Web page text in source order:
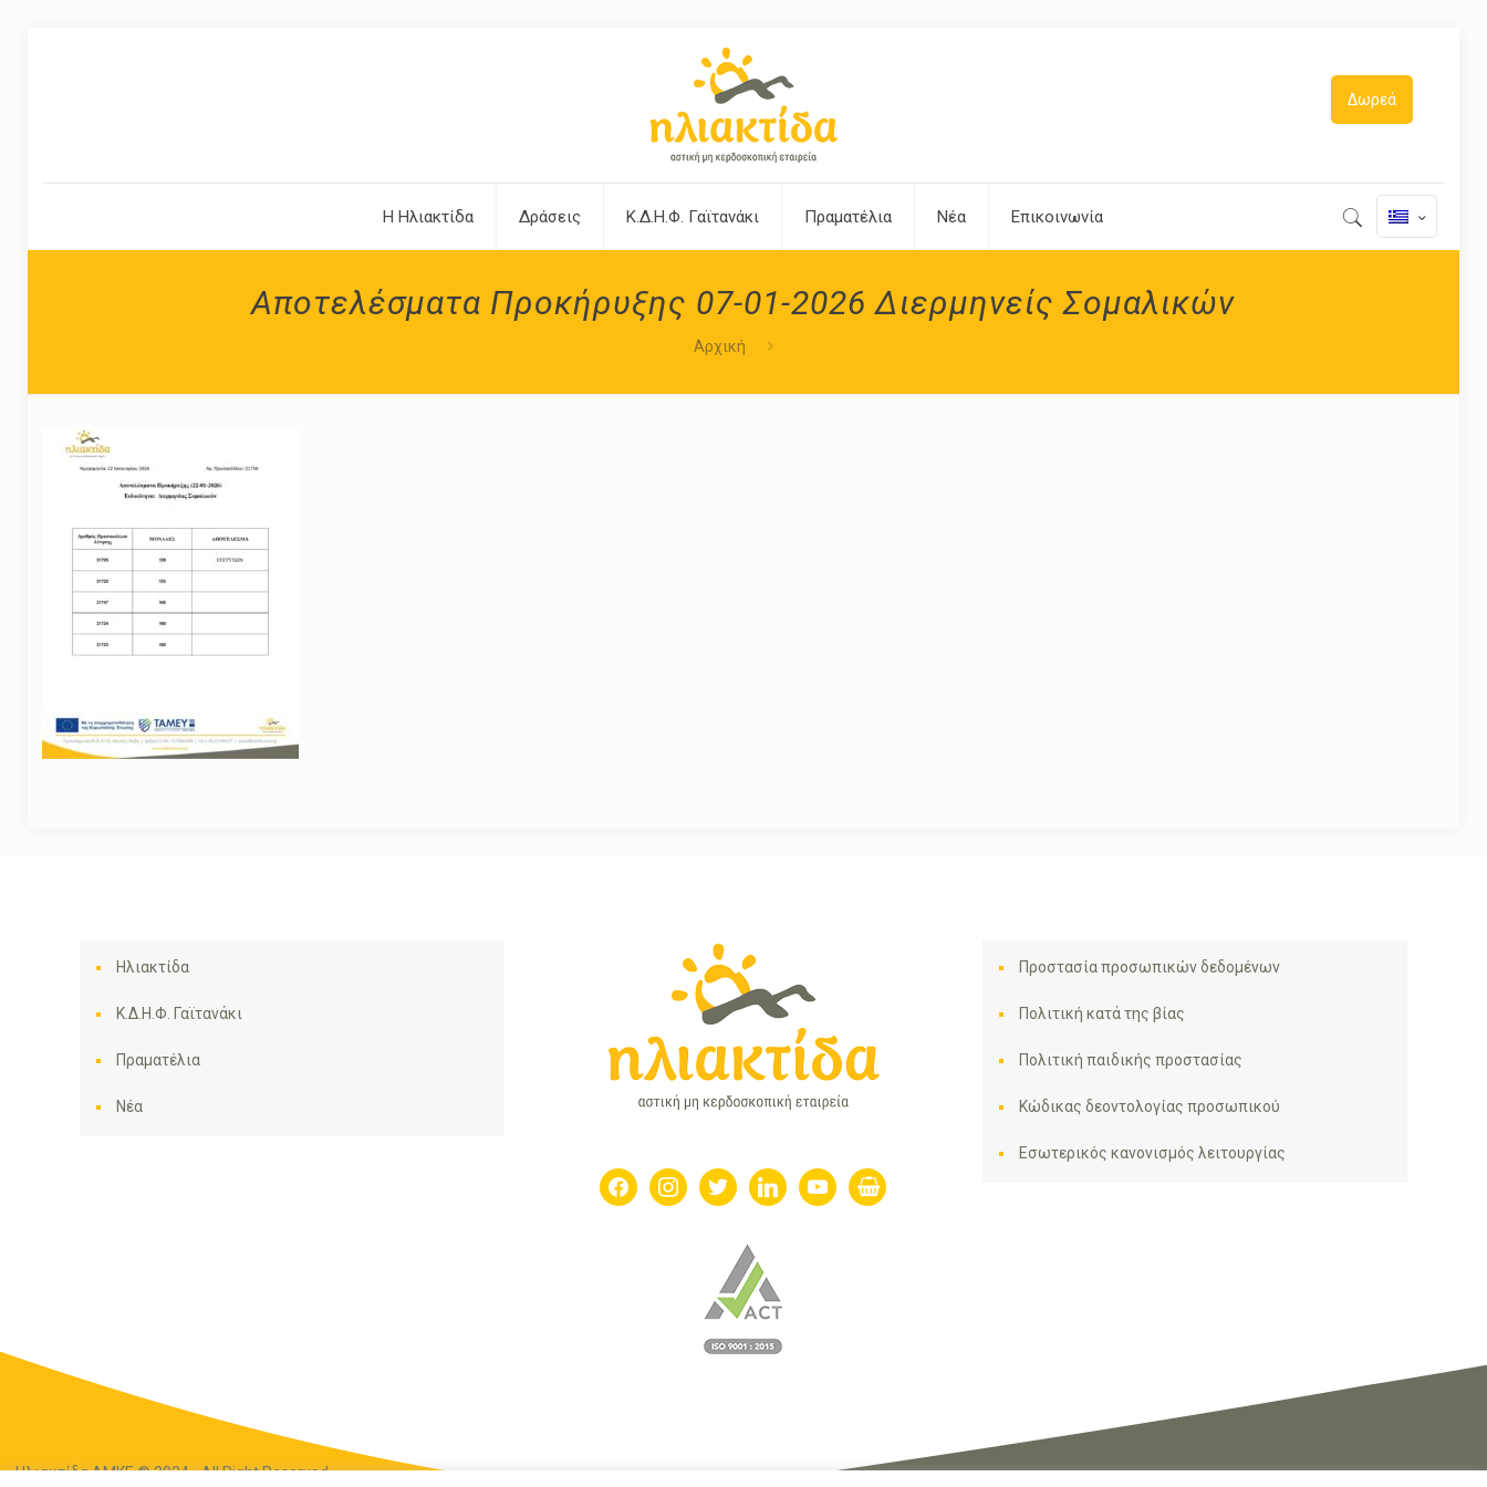
Η Ηλιακτίδα Δράσεις Κ.Δ.Η.Φ. Γαϊτανάκι Πραματέλια Νέα Επικοινωνία
Δωρεά
Αποτελέσματα Προκήρυξης 07-01-2026 Διερμηνείς Σομαλικών
Αρχική
Ηλιακτίδα
Κ.Δ.Η.Φ. Γαϊτανάκι
Πραματέλια
Νέα
facebookinstagram
twitter linkedinyoutubeshopping-
basket
Προστασία προσωπικών δεδομένων
Πολιτική κατά της βίας
Πολιτική παιδικής προστασίας
Κώδικας δεοντολογίας προσωπικού
Εσωτερικός κανονισμός λειτουργίας
Ηλιακτίδα ΑΜΚΕ © 2024 - All Right Reserved